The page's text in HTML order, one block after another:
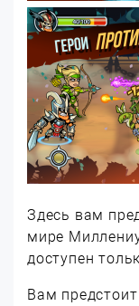
Здесь вам
мире
доступен
Вам